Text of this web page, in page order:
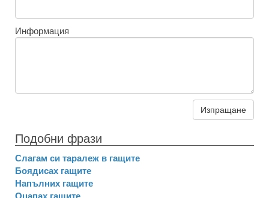
Информация
Изпращане
Подобни фрази
Слагам си таралеж в гащите
Боядисах гащите
Напълних гащите
Оцапах гащите